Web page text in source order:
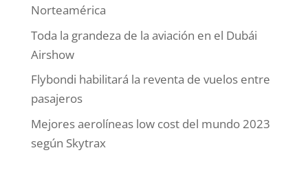
Norteamérica
Toda la grandeza de la aviación en el Dubái
Airshow
Flybondi habilitará la reventa de vuelos entre
pasajeros
Mejores aerolíneas low cost del mundo 2023
según Skytrax